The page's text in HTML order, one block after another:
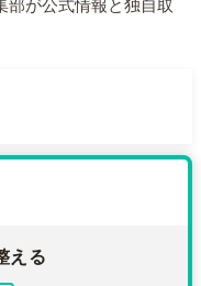
部が公式情報と独自取
える